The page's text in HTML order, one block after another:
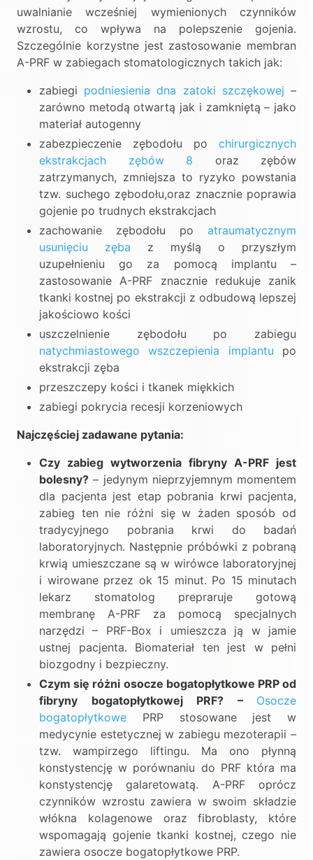
uwalnianie wcześniej wymienionych czynników
wzrostu, co wpływa na polepszenie gojenia.
Szczególnie korzystne jest zastosowanie membran
A-PRF w zabiegach stomatologicznych takich jak:
zabiegi podniesienia dna zatoki szczękowej –
zarówno metodą otwartą jak i zamkniętą – jako
materiał autogenny
zabezpieczenie zębodołu po chirurgicznych
ekstrakcjach zębów 8 oraz zębów
zatrzymanych, zmniejsza to ryzyko powstania
tzw. suchego zębodołu,oraz znacznie poprawia
gojenie po trudnych ekstrakcjach
zachowanie zębodołu po atraumatycznym
usunięciu zęba z myślą o przyszłym
uzupełnieniu go za pomocą implantu –
zastosowanie A-PRF znacznie redukuje zanik
tkanki kostnej po ekstrakcji z odbudową lepszej
jakościowo kości
uszczelnienie zębodołu po zabiegu
natychmiastowego wszczepienia implantu po
ekstrakcji zęba
przeszczepy kości i tkanek miękkich
zabiegi pokrycia recesji korzeniowych
Najczęściej zadawane pytania:
Czy zabieg wytworzenia fibryny A-PRF jest
bolesny? – jedynym nieprzyjemnym momentem
dla pacjenta jest etap pobrania krwi pacjenta,
zabieg ten nie różni się w żaden sposób od
tradycyjnego pobrania krwi do badań
laboratoryjnych. Następnie próbówki z pobraną
krwią umieszczane są w wirówce laboratoryjnej
i wirowane przez ok 15 minut. Po 15 minutach
lekarz stomatolog prepraruje gotową
membranę A-PRF za pomocą specjalnych
narzędzi – PRF-Box i umieszcza ją w jamie
ustnej pacjenta. Biomateriał ten jest w pełni
biozgodny i bezpieczny.
Czym się różni osocze bogatopłytkowe PRP od
fibryny bogatopłytkowej PRF? – Osocze
bogatopłytkowe PRP stosowane jest w
medycynie estetycznej w zabiegu mezoterapii –
tzw. wampirzego liftingu. Ma ono płynną
konstystencję w porównaniu do PRF która ma
konstystencję galaretowatą. A-PRF oprócz
czynników wzrostu zawiera w swoim składzie
włókna kolagenowe oraz fibroblasty, które
wspomagają gojenie tkanki kostnej, czego nie
zawiera osocze bogatopłytkowe PRP.